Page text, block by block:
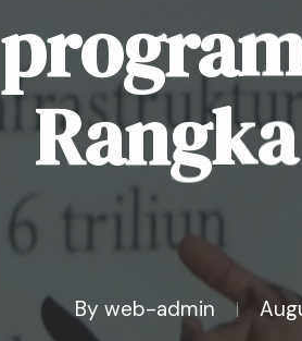
By web-admin